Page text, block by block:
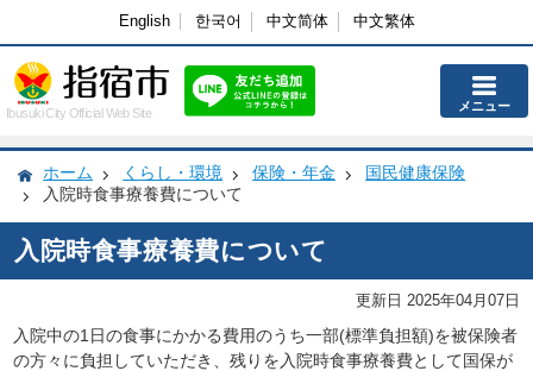
English 한국어 中文简体 中文繁体
Ibusuki City Official Web Site メニュー
ホーム くらし・環境 保険・年金
国民健康保険
入院時食事療養費について
入院時食事療養費について
更新日 2025年04月07日
入院中の1日の食事にかかる費用のうち一部(標準負担額)を被保険者
の方々に負担していただき、残りを入院時食事療養費として国保が